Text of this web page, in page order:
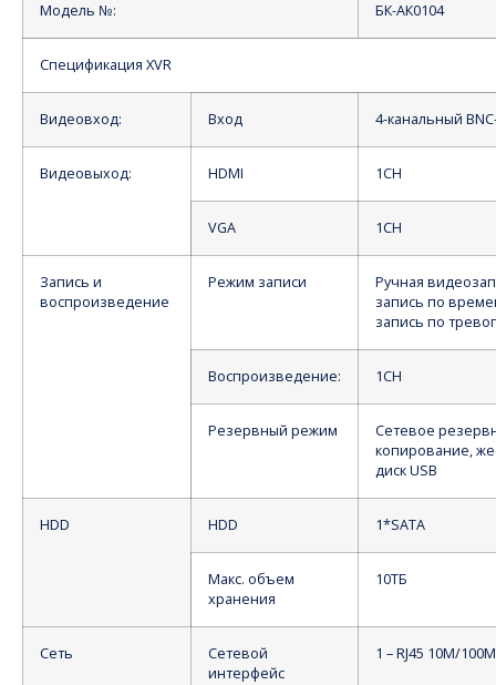
Модель №: БК-АК0104
Спецификация XVR
Видеовход: Вход 4-канальный
Видеовыход: HDMI 1CH
VGA 1CH
Запись и
воспроизведение
Режим записи
Ручная
запись по
запись по
Воспроизведение: 1CH
Резервный режим
Сетевое
копирование,
диск USB
HDD HDD 1*SATA
Макс. объем
хранения
10ТБ
Сеть
Сетевой
интерфейс
1 – RJ45 10M/100M